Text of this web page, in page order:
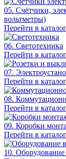
05. Счётчики,
вольтметры)
Перейти в каталог
06. Светотехника
Перейти в каталог
07.
Перейти в каталог
08.
Перейти в каталог
09. Коробки
Перейти в каталог
10.